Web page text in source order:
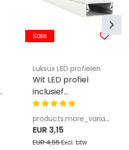
Sale
Luksus LED profielen
Wit LED profiel
inclusief
klikafdekking 15 x
6mm - 301WIT
products.more_variants_available
EUR 3,15
EUR 4,55Excl. btw